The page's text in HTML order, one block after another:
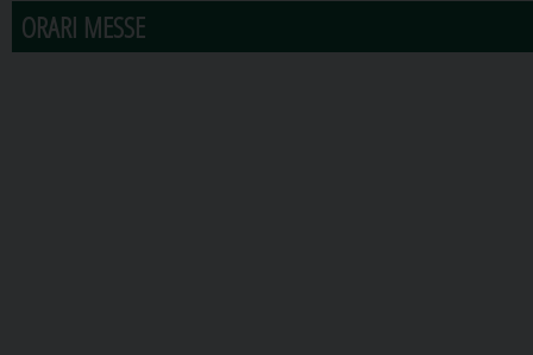
ORARI MESSE